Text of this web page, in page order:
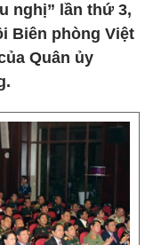
nghị” lần thứ 3,
Biên phòng Việt
Quân ủy